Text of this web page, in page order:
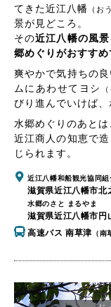
てきた近江八幡 （お
景が見どころ。
その近江八幡の風
郷めぐりがおすすめ
爽やかで気持ちの
ムにあわせてヨシ
びり進んでいけば、
水郷めぐりのあと
近江商人の知恵で
じられます。
近江八幡和船観光協同組
滋賀県近江八幡市北
水郷のさと まるやま
滋賀県近江八幡市円
高速バス 南草津 （南